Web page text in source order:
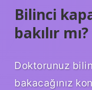
Bilinci
bakılır mı?
Doktorunuz
bakacağınız